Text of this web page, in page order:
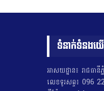
ទំនាក់ទំនងយើ
អាសយដ្ឋាន៖ រាជធានី
លេខទូរសព្ទ៖ 096